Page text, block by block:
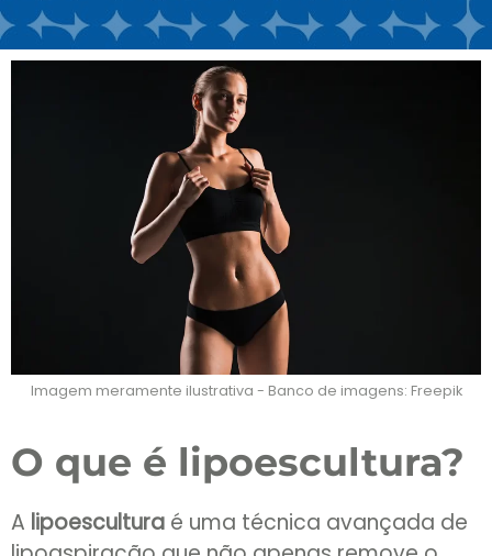
Imagem meramente ilustrativa - Banco de imagens: Freepik
O que é lipoescultura?
A lipoescultura é uma técnica avançada de